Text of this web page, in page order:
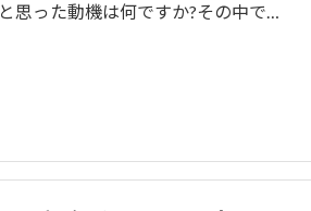
思った動機は何ですか?その中で…